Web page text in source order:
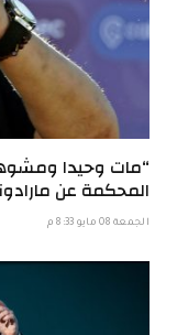
“مات وحيدا
المحكمة عن
الجمعة 08 مايو 8:33 م